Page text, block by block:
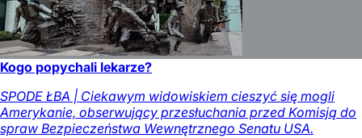
Kogo popychali lekarze?
SPODE ŁBA | Ciekawym widowiskiem cieszyć się mogli
Amerykanie, obserwujący przesłuchania przed Komisją do
spraw Bezpieczeństwa Wewnętrznego Senatu USA.